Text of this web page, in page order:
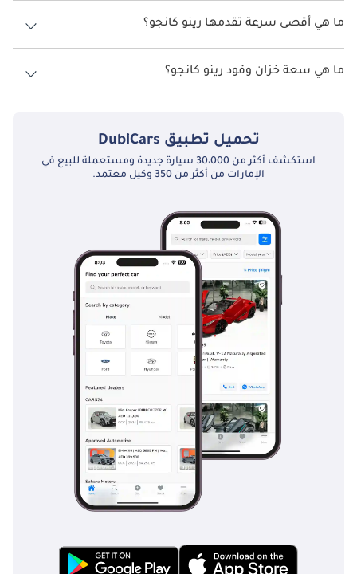
نسخ رينو كانجو هي .
ما هي أقصى سرعة تقدمها رينو كانجو؟
السرعة القصوى رينو كانجو هي TBD.
ما هي سعة خزان وقود رينو كانجو؟
تبلغ سعة خزان الوقود في رينو كانجو TBD.
تحميل تطبيق DubiCars
استكشف أكثر من 30،000 سيارة جديدة ومستعملة للبيع في
الإمارات من أكثر من 350 وكيل معتمد.